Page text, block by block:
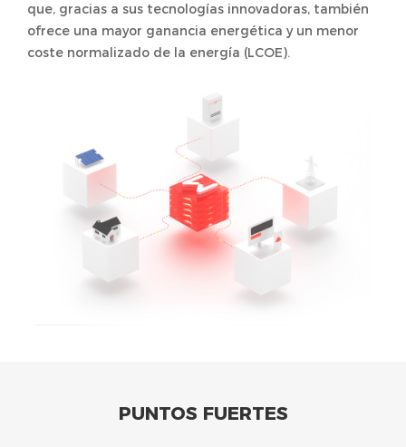
que, gracias a sus tecnologías innovadoras, también
ofrece una mayor ganancia energética y un menor
coste normalizado de la energía (LCOE).
PUNTOS FUERTES